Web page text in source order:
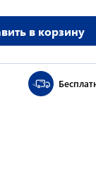
в корзину